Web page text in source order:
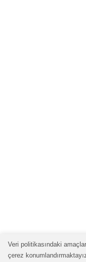
0 0
Veri politikasındaki
çerez